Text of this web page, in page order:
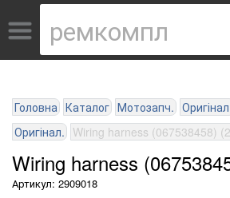
Головна Каталог Мотозапч.
Оригінал. Wiring harness (067538458)
Wiring harness
Артикул: 2909018